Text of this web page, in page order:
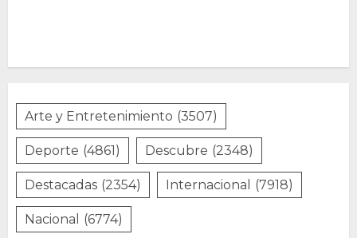
Arte y Entretenimiento (3507)
Deporte (4861) Descubre (2348)
Destacadas (2354) Internacional (7918)
Nacional (6774)